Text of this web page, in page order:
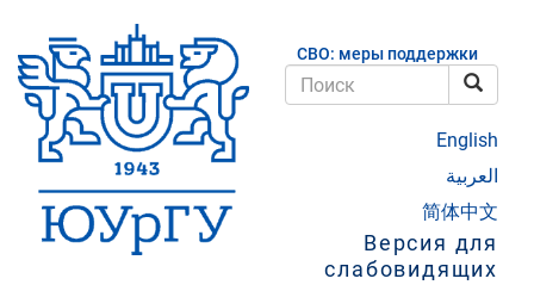
основному
содержанию
СВО: меры поддержки
English
العربية
简体中文
Версия для
слабовидящих